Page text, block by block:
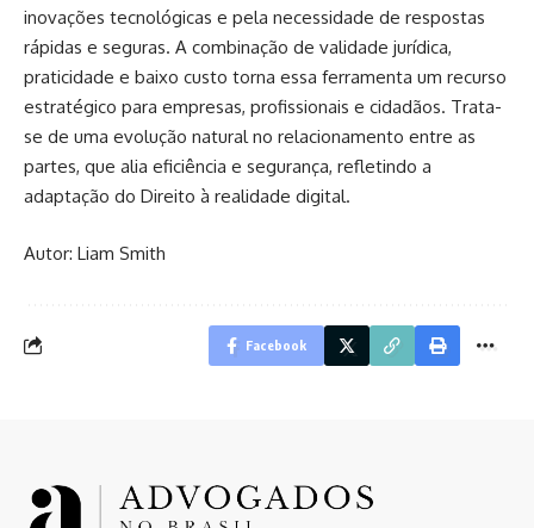
inovações tecnológicas e pela necessidade de respostas
rápidas e seguras. A combinação de validade jurídica,
praticidade e baixo custo torna essa ferramenta um recurso
estratégico para empresas, profissionais e cidadãos. Trata-
se de uma evolução natural no relacionamento entre as
partes, que alia eficiência e segurança, refletindo a
adaptação do Direito à realidade digital.
Autor: Liam Smith
Facebook